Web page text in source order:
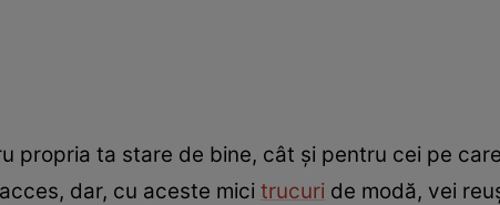
propria ta stare de bine, cât și pentru cei pe
dar, cu aceste mici trucuri de modă, vei